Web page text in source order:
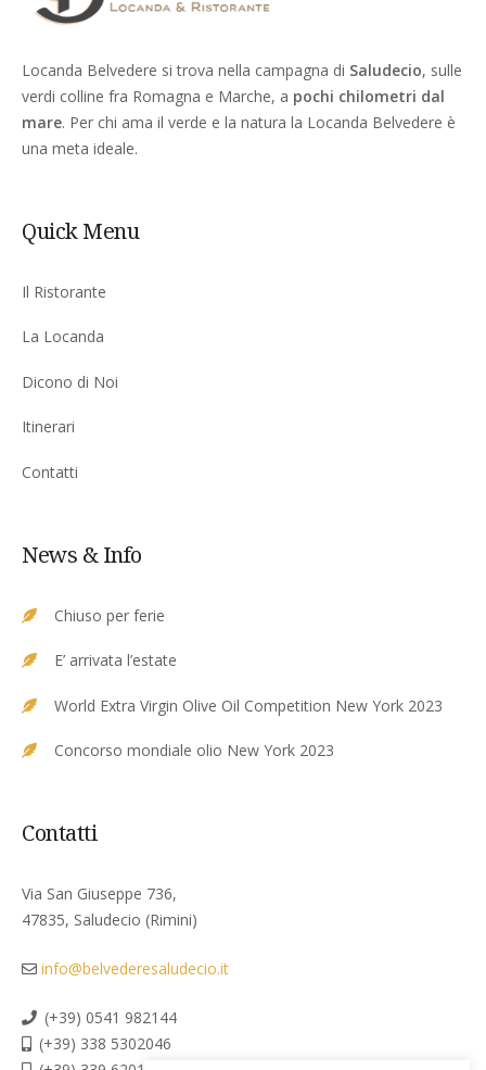
Locanda Belvedere si trova nella campagna di Saludecio, sulle
verdi colline fra Romagna e Marche, a pochi chilometri dal
mare. Per chi ama il verde e la natura la Locanda Belvedere è
una meta ideale.
Quick Menu
Il Ristorante
La Locanda
Dicono di Noi
Itinerari
Contatti
News & Info
Chiuso per ferie
E’ arrivata l’estate
World Extra Virgin Olive Oil Competition New York 2023
Concorso mondiale olio New York 2023
Contatti
Via San Giuseppe 736,
47835, Saludecio (Rimini)
info@belvederesaludecio.it
(+39) 0541 982144
(+39) 338 5302046